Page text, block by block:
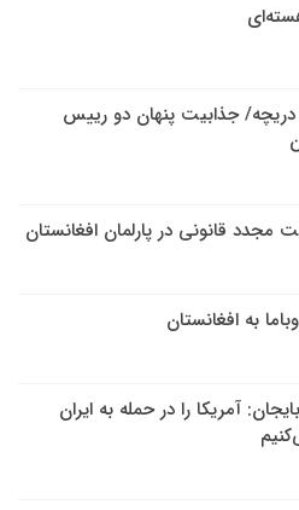
جذابيت پنهان دو رييس
مجدد قانونى در پارلمان افغانستان
به افغانستان
آمریکا را در حمله به ایران